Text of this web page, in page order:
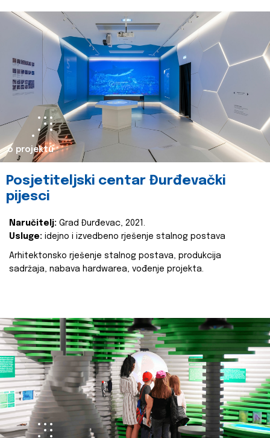
o projektu
Posjetiteljski centar Đurđevački
pijesci
Naručitelj: Grad Đurđevac, 2021.
Usluge: idejno i izvedbeno rješenje stalnog postava
Arhitektonsko rješenje stalnog postava, produkcija
sadržaja, nabava hardwarea, vođenje projekta.